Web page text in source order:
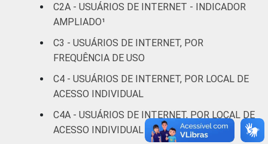
De 16 a 24
anos
anos
37 10
De 35 a 44
anos
38 12
C2A - USUÁRIOS DE INTERNET - INDICADOR
AMPLIADO¹
C3 - USUÁRIOS DE INTERNET, POR
FREQUÊNCIA DE USO
C4 - USUÁRIOS DE INTERNET, POR LOCAL DE
ACESSO INDIVIDUAL
C4A - USUÁRIOS DE INTERNET, POR LOCAL DE
ACESSO INDIVIDUAL MAIS FREQUENTE